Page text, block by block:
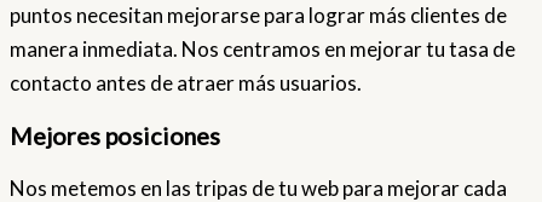
puntos necesitan mejorarse para lograr más clientes de
manera inmediata. Nos centramos en mejorar tu tasa de
contacto antes de atraer más usuarios.
Mejores posiciones
Nos metemos en las tripas de tu web para mejorar cada